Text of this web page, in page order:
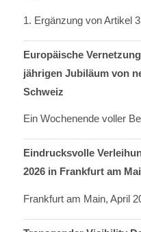
1. Ergänzung von Artikel 3
Europäische
jährigen Jubiläum von
Schweiz
Ein Wochenende voller
Eindrucksvolle
2026 in Frankfurt am
Frankfurt am Main, April